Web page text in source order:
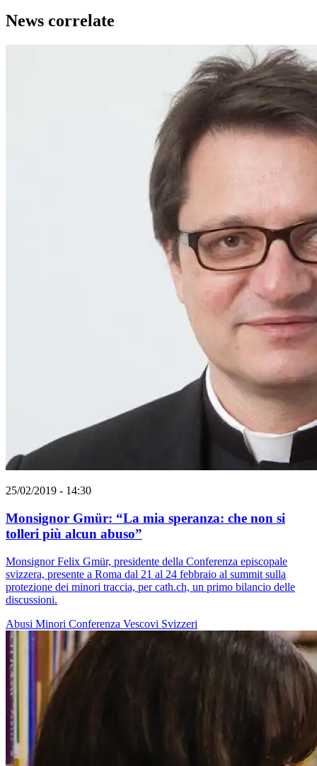
News correlate
25/02/2019 - 14:30
Monsignor Gmür: “La mia speranza: che non si
tolleri più alcun abuso”
Monsignor Felix Gmür, presidente della Conferenza episcopale
svizzera, presente a Roma dal 21 al 24 febbraio al summit sulla
protezione dei minori traccia, per cath.ch, un primo bilancio delle
discussioni.
Abusi Minori Conferenza Vescovi Svizzeri